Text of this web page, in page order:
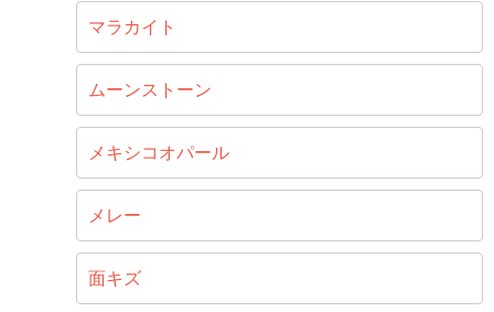
マラカイト
ムーンストーン
メキシコオパール
メレー
面キズ